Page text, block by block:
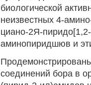
биологической
неизвестных 4-
циано-2Я-
аминопиридшюв и
соединений бора в